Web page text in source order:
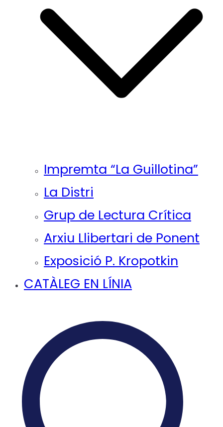
Impremta “La Guillotina”
La Distri
Grup de Lectura Crítica
Arxiu Llibertari de Ponent
Exposició P. Kropotkin
CATÀLEG EN LÍNIA